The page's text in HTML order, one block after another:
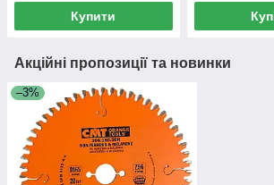
Купити
Акційні пропозиції та новинки
–3%